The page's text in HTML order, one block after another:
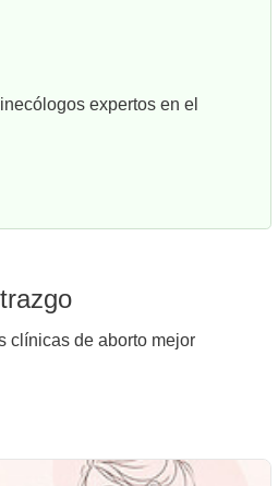
expertos en el
clínicas de aborto mejor